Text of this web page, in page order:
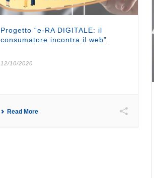
Progetto “e-RA DIGITALE: il
consumatore incontra il web”.
12/10/2020
Read More